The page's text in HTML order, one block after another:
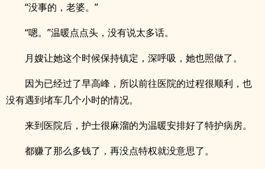
“没事的，老婆。”
“嗯。”温暖点点头，没有说太多话。
月嫂让她这个时候保持镇定，深呼吸，她也照做了。
因为已经过了早高峰，所以前往医院的过程很顺利，也
没有遇到堵车几个小时的情况。
来到医院后，护士很麻溜的为温暖安排好了特护病房。
都赚了那么多钱了，再没点特权就没意思了。